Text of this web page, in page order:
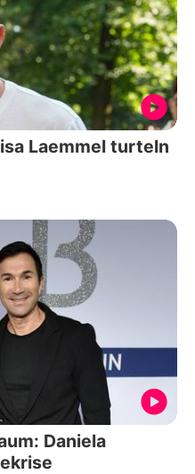
Laemmel turteln
Daniela